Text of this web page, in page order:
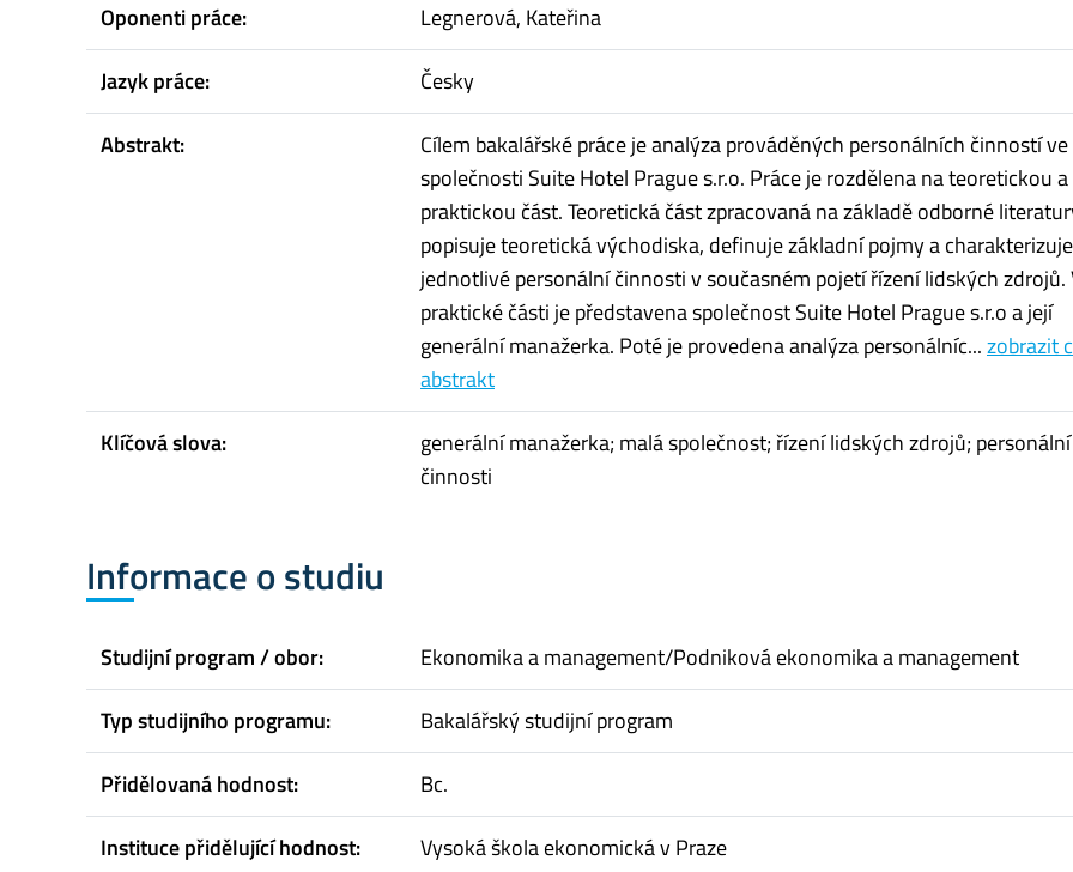
Oponenti práce:
Legnerová, Kateřina
Jazyk práce:
Česky
Abstrakt:
Cílem bakalářské práce je analýza prováděných personálních činností ve
společnosti Suite Hotel Prague s.r.o. Práce je rozdělena na teoretickou a
praktickou část. Teoretická část zpracovaná na základě odborné
popisuje teoretická východiska, definuje základní pojmy a charakterizuje
jednotlivé personální činnosti v současném pojetí řízení lidských zdrojů.
praktické části je představena společnost Suite Hotel Prague s.r.o a její
generální manažerka. Poté je provedena analýza personálníc...zobrazit
abstrakt
Klíčová slova:
generální manažerka; malá společnost; řízení lidských zdrojů; personální
činnosti
Informace o studiu
Studijní program / obor:
Ekonomika a management/Podniková ekonomika a management
Typ studijního programu:
Bakalářský studijní program
Přidělovaná hodnost:
Bc.
Instituce přidělující hodnost:
Vysoká škola ekonomická v Praze